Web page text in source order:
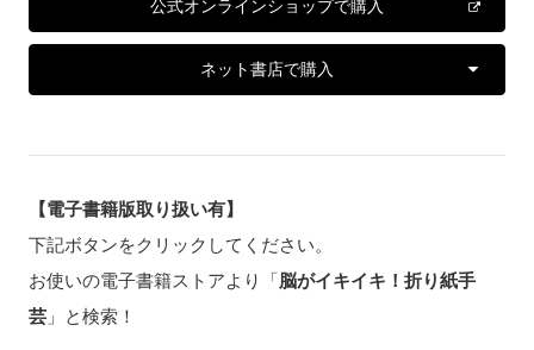
公式オンラインショップで購入
ネット書店で購入
【電子書籍版取り扱い有】
下記ボタンをクリックしてください。
お使いの電子書籍ストアより「脳がイキイキ！折り紙手
芸」と検索！